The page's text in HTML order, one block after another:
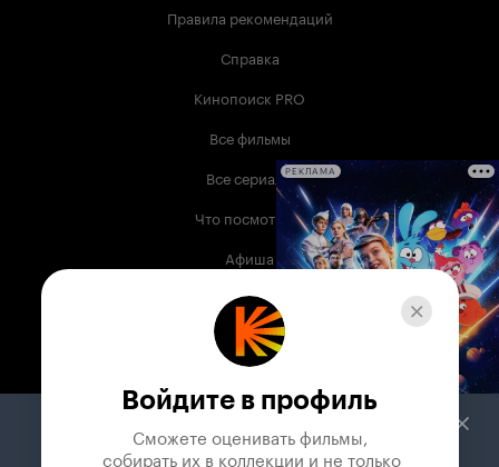
Правила рекомендаций
Справка
Кинопоиск PRO
Все фильмы
Все сериалы
Что посмотреть
Афиша
Музыка
Телепрограмма
Служба поддержки
РЕКЛАМА
Войдите в профиль
Сможете оценивать фильмы,
собирать их в коллекции и не только